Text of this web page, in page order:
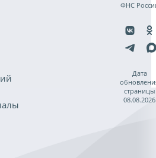
ФНС
Дата
страницы
08.08.2026